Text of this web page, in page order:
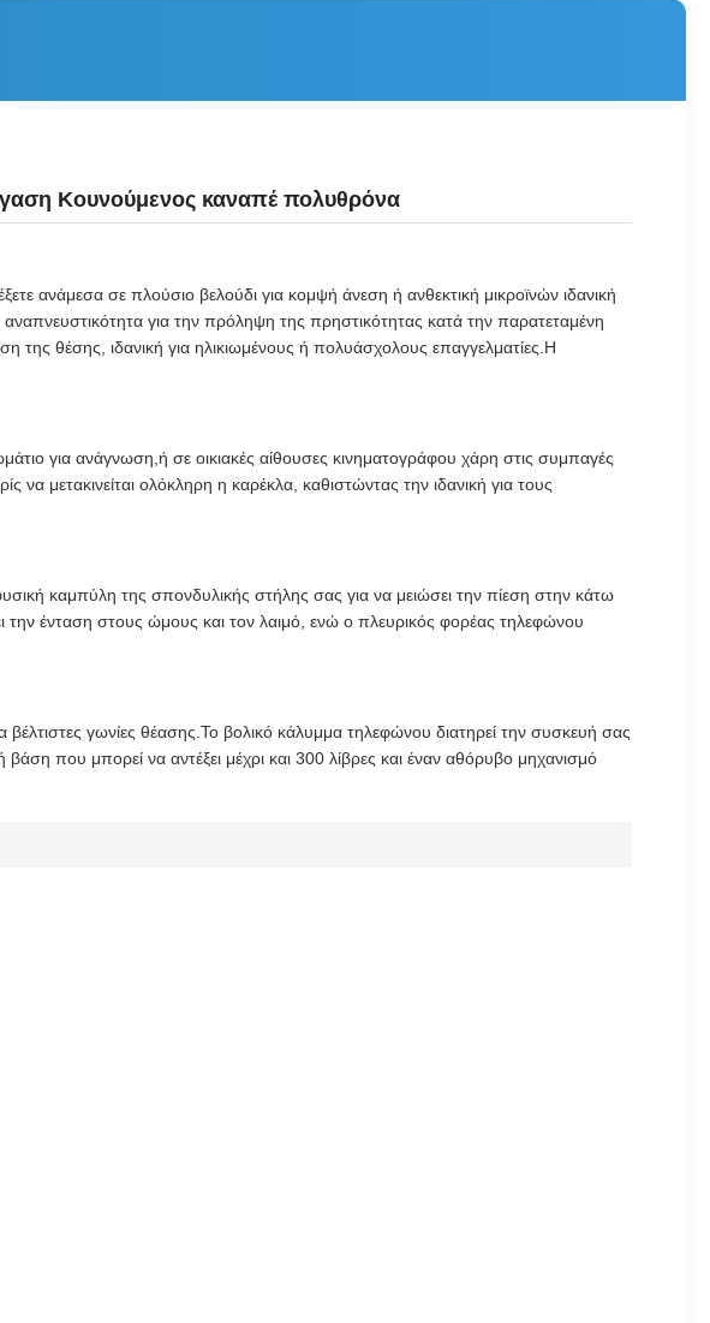
Κουνούμενος καναπέ πολυθρόνα
ανάμεσα σε πλούσιο βελούδι για κομψή άνεση ή ανθεκτική μικροϊνών ιδανική
αναπνευστικότητα για την πρόληψη της πρηστικότητας κατά την παρατεταμένη
της θέσης, ιδανική για ηλικιωμένους ή πολυάσχολους επαγγελματίες.Η
για ανάγνωση,ή σε οικιακές αίθουσες κινηματογράφου χάρη στις συμπαγές
μετακινείται ολόκληρη η καρέκλα, καθιστώντας την ιδανική για τους
καμπύλη της σπονδυλικής στήλης σας για να μειώσει την πίεση στην κάτω
ένταση στους ώμους και τον λαιμό, ενώ ο πλευρικός φορέας τηλεφώνου
γωνίες θέασης.Το βολικό κάλυμμα τηλεφώνου διατηρεί την συσκευή σας
που μπορεί να αντέξει μέχρι και 300 λίβρες και έναν αθόρυβο μηχανισμό